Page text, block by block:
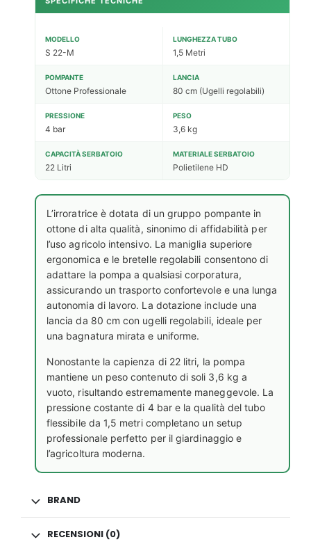
MODELLO
S 22-M
POMPANTE
Ottone Professionale
PRESSIONE
4 bar
CAPACITÀ SERBATOIO
22 Litri
LUNGHEZZA TUBO
1,5 Metri
LANCIA
80 cm (Ugelli regolabili)
PESO
3,6 kg
MATERIALE SERBATOIO
Polietilene HD
L’irroratrice è dotata di un gruppo pompante in
ottone di alta qualità, sinonimo di affidabilità per
l’uso agricolo intensivo. La maniglia superiore
ergonomica e le bretelle regolabili consentono di
adattare la pompa a qualsiasi corporatura,
assicurando un trasporto confortevole e una lunga
autonomia di lavoro. La dotazione include una
lancia da 80 cm con ugelli regolabili, ideale per
una bagnatura mirata e uniforme.
Nonostante la capienza di 22 litri, la pompa
mantiene un peso contenuto di soli 3,6 kg a
vuoto, risultando estremamente maneggevole. La
pressione costante di 4 bar e la qualità del tubo
flessibile da 1,5 metri completano un setup
professionale perfetto per il giardinaggio e
l’agricoltura moderna.
BRAND
RECENSIONI (0)